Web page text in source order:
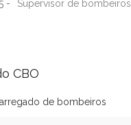
- Supervisor de bombeiros
CBO
de bombeiros